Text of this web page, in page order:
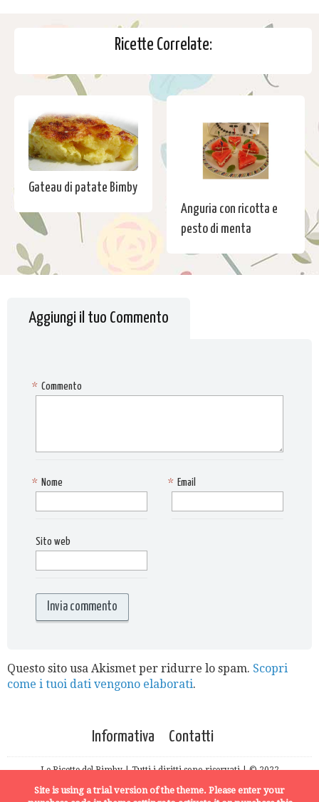
Ricette Correlate:
Gateau di patate Bimby
Anguria con ricotta e
pesto di menta
Aggiungi il tuo Commento
Commento
*
Nome
* Email
*
Sito web
Questo sito usa Akismet per ridurre lo spam. Scopri
come i tuoi dati vengono elaborati.
Informativa Contatti
Le Ricette del Bimby | Tutti i diritti sono riservati | © 2022
Site is using a trial version of the theme. Please enter your